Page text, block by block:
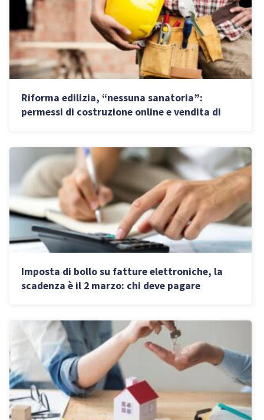
Riforma edilizia, “nessuna sanatoria”:
permessi di costruzione online e vendita di
Imposta di bollo su fatture elettroniche, la
scadenza è il 2 marzo: chi deve pagare